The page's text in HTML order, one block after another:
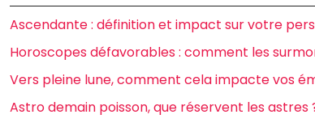
Ascendante : définition et impact sur votre
Horoscopes défavorables : comment les
Vers pleine lune, comment cela impacte vos
Astro demain poisson, que réservent les astres